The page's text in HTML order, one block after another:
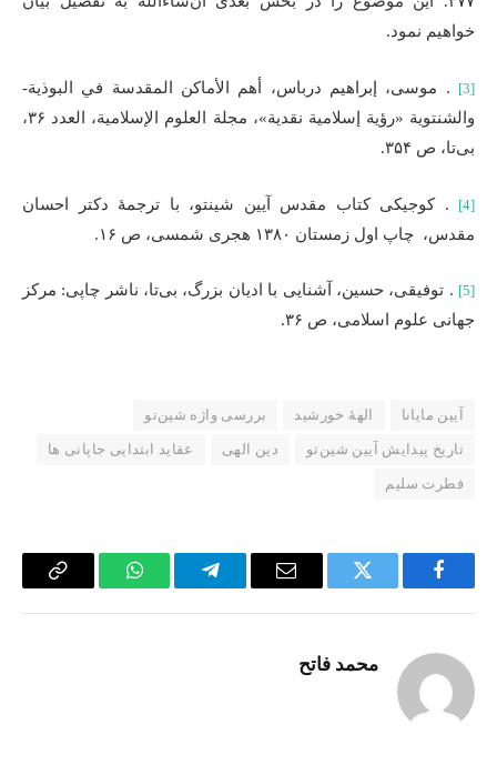
خواهیم نمود.
[3] . موسی، إبراهیم درباس، أهم الأماکن المقدسة في البوذیة-
والشنتویة «رؤیة إسلامیة نقدیة»، مجلة العلوم الإسلامیة، العدد ۳۶،
بی‌تا، ص ۳۵۴.
[4]
. کوجیکی کتاب مقدس آیین شینتو، با ترجمۀ دکتر احسان
مقدس، چاپ اول زمستان ۱۳۸۰ هجری شمسی، ص ۱۶.
[5] . توفیقی، حسین، آشنایی با ادیان بزرگ، بی‌تا، ناشر چاپی: مرکز
جهانی علوم اسلامی، ص ۳۶.
آیین مایانا الههٔ خورشید
بررسی واژه شین‌تو
تاریخ پیدایش آیین شین‌تو
دین الهی
عقاید ابتدایی جاپانی ها
فطرت سلیم
Facebook
Twitter
Email
Telegram
WhatsApp
Copy
محمد فاتح